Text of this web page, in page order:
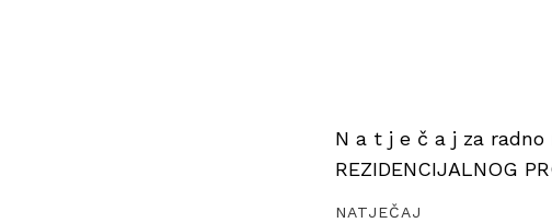
N a t j e č a j za radno
REZIDENCIJALNOG
NATJEČAJ